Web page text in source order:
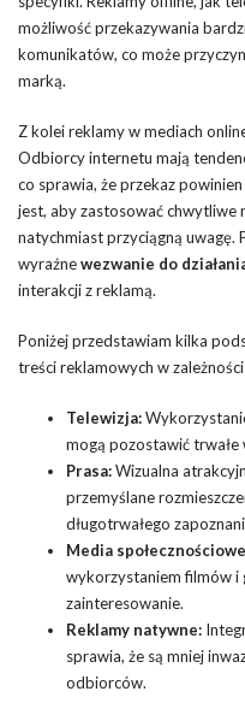
możliwość przekazywania
komunikatów, co może
marką.
Z kolei reklamy w mediach
Odbiorcy internetu mają
co sprawia, że przekaz
jest, aby zastosować chwytliwe
natychmiast przyciągną
wyraźnewezwanie do
interakcji z reklamą.
Poniżej przedstawiam kilka
treści reklamowych w
Telewizja:
mogą pozostawić trwałe
Prasa:Wizualna
przemyślane
długotrwałego
Media
wykorzystaniem filmów i
zainteresowanie.
Reklamy natywne:
sprawia, że są mniej
odbiorców.